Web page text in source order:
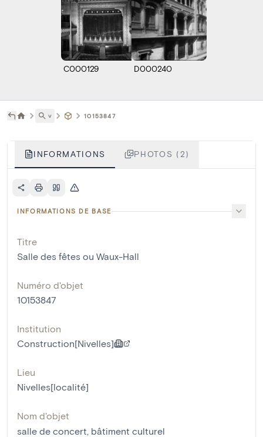
C000129 D000240
˅ 10153847
INFORMATIONS PHOTOS (2)
INFORMATIONS DE BASE
Titre
Salle des fêtes ou Waux-Hall
Numéro d'objet
10153847
Institution
Construction[Nivelles]
Lieu
Nivelles[localité]
Nom d'objet
salle de concert, bâtiment culturel